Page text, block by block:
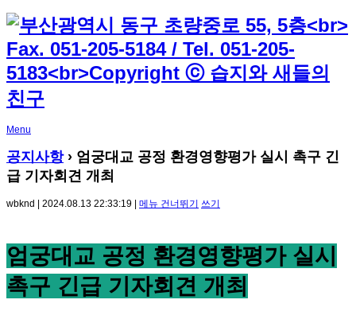
Menu
공지사항› 엄궁대교 공정 환경영향평가 실시 촉구 긴
급 기자회견 개최
wbknd | 2024.08.13 22:33:19 | 메뉴 건너뛰기 쓰기
엄궁대교 공정 환경영향평가 실시
촉구 긴급 기자회견 개최